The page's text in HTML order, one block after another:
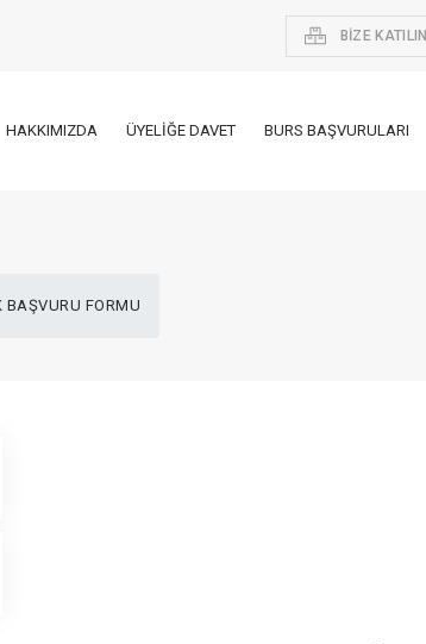
BİZE KATILIN
HAKKIMIZDA ÜYELIĞE DAVET BURS BAŞVURULARI
BAŞVURU FORMU